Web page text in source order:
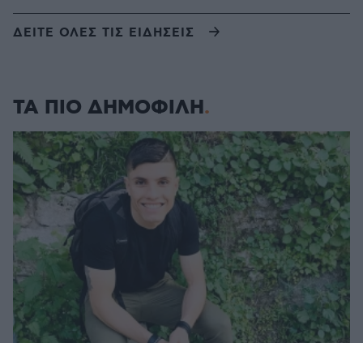
ΔΕΙΤΕ ΟΛΕΣ ΤΙΣ ΕΙΔΗΣΕΙΣ
ΤΑ ΠΙΟ ΔΗΜΟΦΙΛΗ